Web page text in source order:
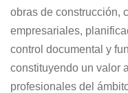
obras de construcción,
empresariales,
control documental y
constituyendo un valor
profesionales del